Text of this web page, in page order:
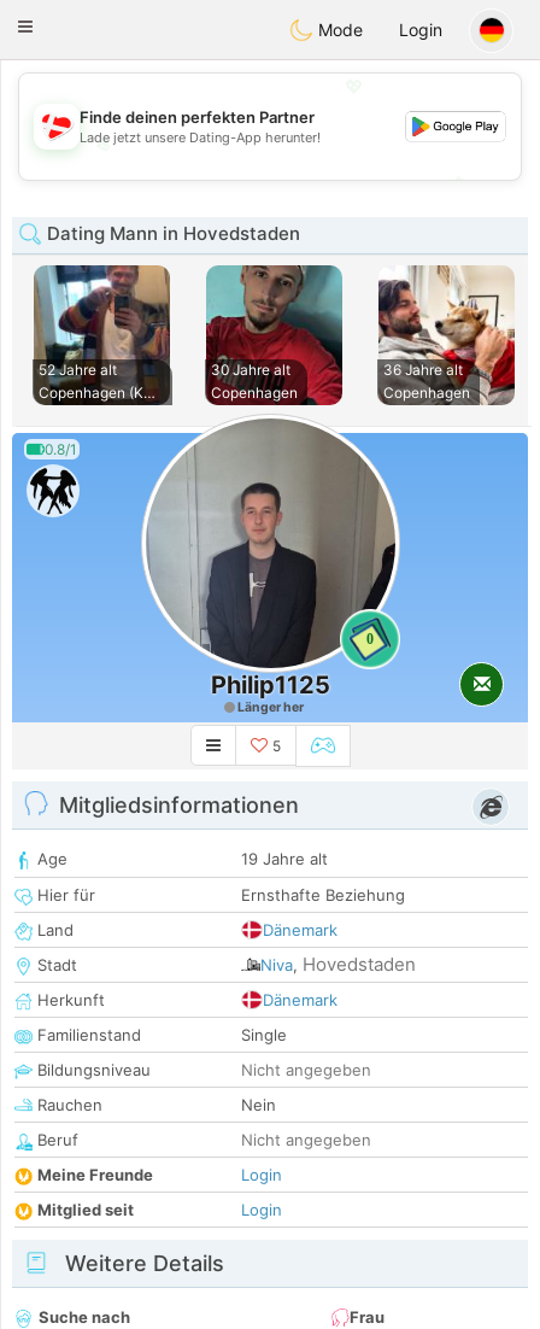
SmukDansk
Toggle
Mode Login
💖
💕
Finde deinen perfekten Partner
Lade jetzt unsere Dating-App herunter!
Dating Mann in Hovedstaden
52 Jahre alt
Copenhagen (Københ
30 Jahre alt
Copenhagen
36 Jahre alt
Copenhagen
0.8/1
0
Philip1125
Länger her
5
Mitgliedsinformationen
Age
19 Jahre alt
Hier für
Ernsthafte Beziehung
Land
Dänemark
Stadt
Niva, Hovedstaden
Herkunft
Dänemark
Familienstand
Single
Bildungsniveau
Nicht angegeben
Rauchen
Nein
Beruf
Nicht angegeben
Meine Freunde
Login
Mitglied seit
Login
Weitere Details
Suche nach
Frau